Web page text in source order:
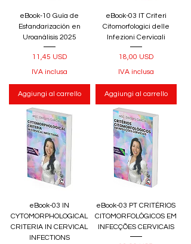
eBook-10 Guía de
Estandarización en
Uroanálisis 2025
Prezzo
11,45 USD
IVA inclusa
Aggiungi al carrello
eBook-03 IT Criteri
Citomorfologici delle
Infezioni Cervicali
Prezzo
18,00 USD
IVA inclusa
Aggiungi al carrello
eBook-03 IN
CYTOMORPHOLOGICAL
CRITERIA IN CERVICAL
INFECTIONS
eBook-03 PT CRITÉRIOS
CITOMORFOLÓGICOS EM
INFECÇÕES CERVICAIS